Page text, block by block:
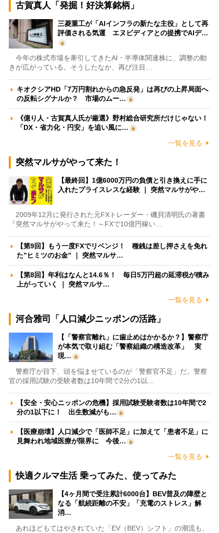
古賀真人「発掘！好決算銘柄」
三菱重工が「AIインフラの新たな主役」として再
評価される気運 エヌビディアとの提携でAIデ…
今年の株式市場を牽引してきたAI・半導体関連株に、調整の動
きが広がっている。そうしたなか、再び注目…
キオクシアHD「7万円割れからの急反発」は再びの上昇局面へ
の反転シグナルか？ 市場のムー…
《億り人・古賀真人氏が厳選》野村総合研究所だけじゃない！
「DX・省力化・円安」を追い風に…
一覧を見る
突然マルサがやって来た！
【最終回】1億6000万円の負債と引き換えに手に
入れたプライスレスな経験 ｜ 突然マルサがや…
2009年12月に発行された元FXトレーダー・磯貝清明氏の著書
『突然マルサがやって来た！～FXで10億円稼い…
【第9回】もう一度FXでリベンジ！ 種銭は差し押さえを免れ
た”ヒミツのお金” ｜ 突然マルサ…
【第8回】年利はなんと14.6％！ 毎日5万円超の延滞税が積み
上がっていく ｜ 突然マルサ…
一覧を見る
河合雅司「人口減少ニッポンの活路」
【「警察官離れ」に歯止めはかかるか？】警察庁
が本気で取り組む「警察組織の構造改革」 実
現…
警察庁が目下、頭を悩ませているのが「警察官不足」だ。警察
官の採用試験の受験者数は10年間で2分の1以…
【安全・安心ニッポンの危機】採用試験受験者数は10年間で2
分の1以下に！ 出生数減がも…
【医療崩壊】人口減少で「医師不足」に加えて「患者不足」に
見舞われ地域医療が限界に 今後…
一覧を見る
快適クルマ生活 乗ってみた、使ってみた
【4ヶ月間で受注累計6000台】BEV普及の障壁と
なる「航続距離の不安」「充電のストレス」解
消…
あれほどもてはやされていた「EV（BEV）シフト」の潮流も、